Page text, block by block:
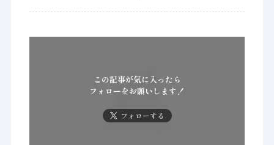
この記事が気に入ったら
フォローをお願いします！
フォローする